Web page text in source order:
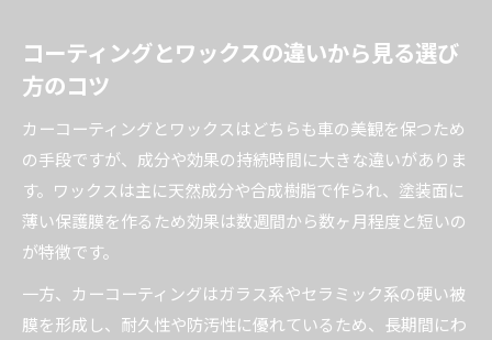
コーティングとワックスの違いから見る選び
方のコツ
カーコーティングとワックスはどちらも車の美観を保つため
の手段ですが、成分や効果の持続時間に大きな違いがありま
す。ワックスは主に天然成分や合成樹脂で作られ、塗装面に
薄い保護膜を作るため効果は数週間から数ヶ月程度と短いの
が特徴です。
一方、カーコーティングはガラス系やセラミック系の硬い被
膜を形成し、耐久性や防汚性に優れているため、長期間にわ